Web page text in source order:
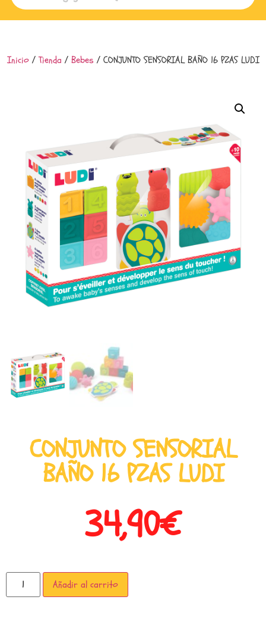
Inicio/Tienda / Bebes / CONJUNTO SENSORIAL BAÑO 16 PZAS LUDI
CONJUNTO SENSORIAL
BAÑO 16 PZAS LUDI
34,90€
Añadir al carrito